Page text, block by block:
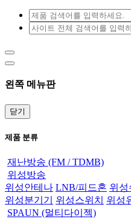
왼쪽 메뉴판
닫기
제품 분류
재난방송 (FM / TDMB)
위성방송
위성안테나 LNB/피드혼 위성
위성분기기
위성스위치 위성
SPAUN (멀티다이젝)